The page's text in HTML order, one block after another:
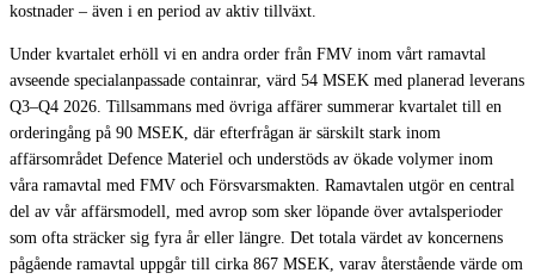
kostnader – även i en period av aktiv tillväxt.
Under kvartalet erhöll vi en andra order från FMV inom vårt ramavtal
avseende specialanpassade containrar, värd 54 MSEK med planerad leverans
Q3–Q4 2026. Tillsammans med övriga affärer summerar kvartalet till en
orderingång på 90 MSEK, där efterfrågan är särskilt stark inom
affärsområdet Defence Materiel och understöds av ökade volymer inom
våra ramavtal med FMV och Försvarsmakten. Ramavtalen utgör en central
del av vår affärsmodell, med avrop som sker löpande över avtalsperioder
som ofta sträcker sig fyra år eller längre. Det totala värdet av koncernens
pågående ramavtal uppgår till cirka 867 MSEK, varav återstående värde om